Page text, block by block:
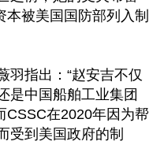
被美国国防部列入制
羽指出：“赵安吉不仅
是中国船舶工业集团
CSSC在2020年因为帮
受到美国政府的制